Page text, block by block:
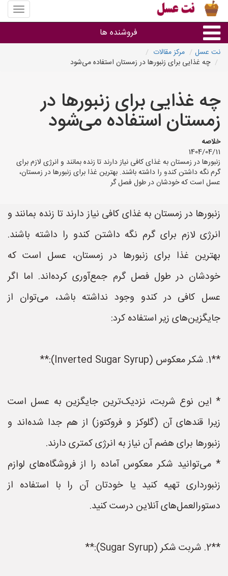
منوی
سایت
عسل
فروشنده ها
گروه ها
استان ها
نت عسل
مرکز مقالات
چه غذایی برای زنبورها در زمستان استفاده می‌شود
چه غذایی برای زنبورها در
زمستان استفاده می‌شود
خلاصه
1404/04/11
زنبورها در زمستان به غذای کافی نیاز دارند تا زنده بمانند و انرژی لازم برای
گرم نگه داشتن کندو را داشته باشند. بهترین غذا برای زنبورها در زمستان،
عسل است که خودشان در طول فصل گر
زنبورها در زمستان به غذای کافی نیاز دارند تا زنده بمانند و
انرژی لازم برای گرم نگه داشتن کندو را داشته باشند.
بهترین غذا برای زنبورها در زمستان، عسل است که
خودشان در طول فصل گرم جمع‌آوری کرده‌اند. اما اگر
عسل کافی در کندو وجود نداشته باشد، می‌توان از
جایگزین‌های زیر استفاده کرد:
**1. شکر معکوس (Inverted Sugar Syrup):**
* این نوع شربت، نزدیک‌ترین جایگزین به عسل است
زیرا قندهای آن (گلوکز و فروکتوز) از هم جدا شده‌اند و
زنبورها برای هضم آن نیاز به انرژی کمتری دارند.
* می‌توانید شکر معکوس آماده را از فروشگاه‌های لوازم
زنبورداری تهیه کنید یا خودتان آن را با استفاده از
دستورالعمل‌های آنلاین درست کنید.
**2. شربت شکر (Sugar Syrup):**